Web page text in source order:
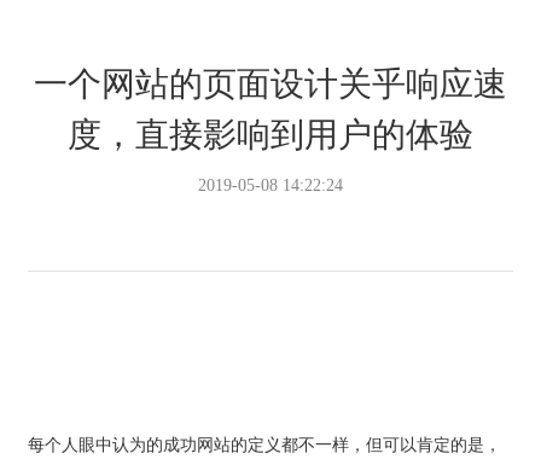
一个网站的页面设计关乎响应速
度，直接影响到用户的体验
2019-05-08 14:22:24
每个人眼中认为的成功网站的定义都不一样，但可以肯定的是，